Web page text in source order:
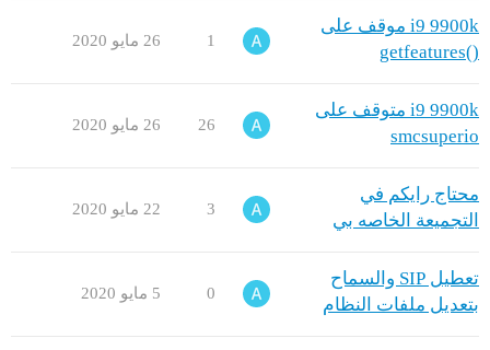
i9 9900k موقف على
()getfeatures
1 26 مايو 2020
i9 9900k متوقف على
smcsuperio
26 26 مايو 2020
محتاج رايكم في
التجميعة الخاصه بي
3 22 مايو 2020
تعطيل SIP والسماح
بتعديل ملفات النظام
0 5 مايو 2020